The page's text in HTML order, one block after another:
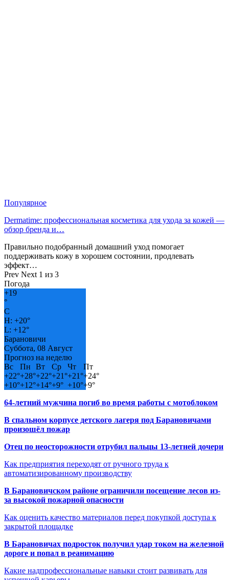
Популярное
Dermatime: профессиональная косметика для ухода за кожей —
обзор бренда и…
Правильно подобранный домашний уход помогает
поддерживать кожу в хорошем состоянии, продлевать
эффект…
Prev Next 1 из 3
Погода
+19
°
C
H: +20°
L: +12°
Барановичи
Суббота, 08 Август
Прогноз на неделю
Вс
Пн Вт Ср Чт
Пт
+22°+28°+22°+21°+21°+24°
+10°+12°+14°+9° +10°+9°
64-летний мужчина погиб во время работы с мотоблоком
В спальном корпусе детского лагеря под Барановичами
произошёл пожар
Отец по неосторожности отрубил пальцы 13-летней дочери
Как предприятия переходят от ручного труда к
автоматизированному производству
В Барановичском районе ограничили посещение лесов из-
за высокой пожарной опасности
Как оценить качество материалов перед покупкой доступа к
закрытой площадке
В Барановичах подросток получил удар током на железной
дороге и попал в реанимацию
Какие надпрофессиональные навыки стоит развивать для